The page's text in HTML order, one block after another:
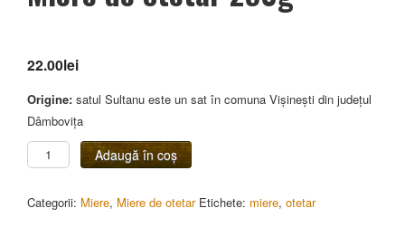
22.00lei
Origine: satul Sultanu este un sat în comuna Vișinești din județul
Dâmbovița
Cantitate
Miere
otetar
Adaugă în coș
Categorii: Miere, Miere de otetar Etichete: miere, otetar